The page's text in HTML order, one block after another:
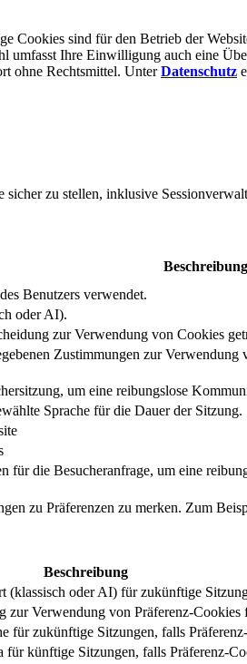
Cookies sind für den Betrieb der
Ihre Einwilligung auch eine
ohne Rechts­mittel. UnterDatenschutz
zu stellen, inklusive
Beschreibung
Benutzers verwendet.
oder AI).
zur Verwendung von Cookies
Zustimmungen zur
um eine reibungslose
Sprache für die Dauer der Sitzung.
für die Besucheranfrage, um eine
zu Präferenzen zu merken. Zum
Beschreibung
(klassisch oder AI) für zukünftige
zur Verwendung von Präferenz-
für zukünftige Sitzungen, falls
künftige Sitzungen, falls Präferenz-